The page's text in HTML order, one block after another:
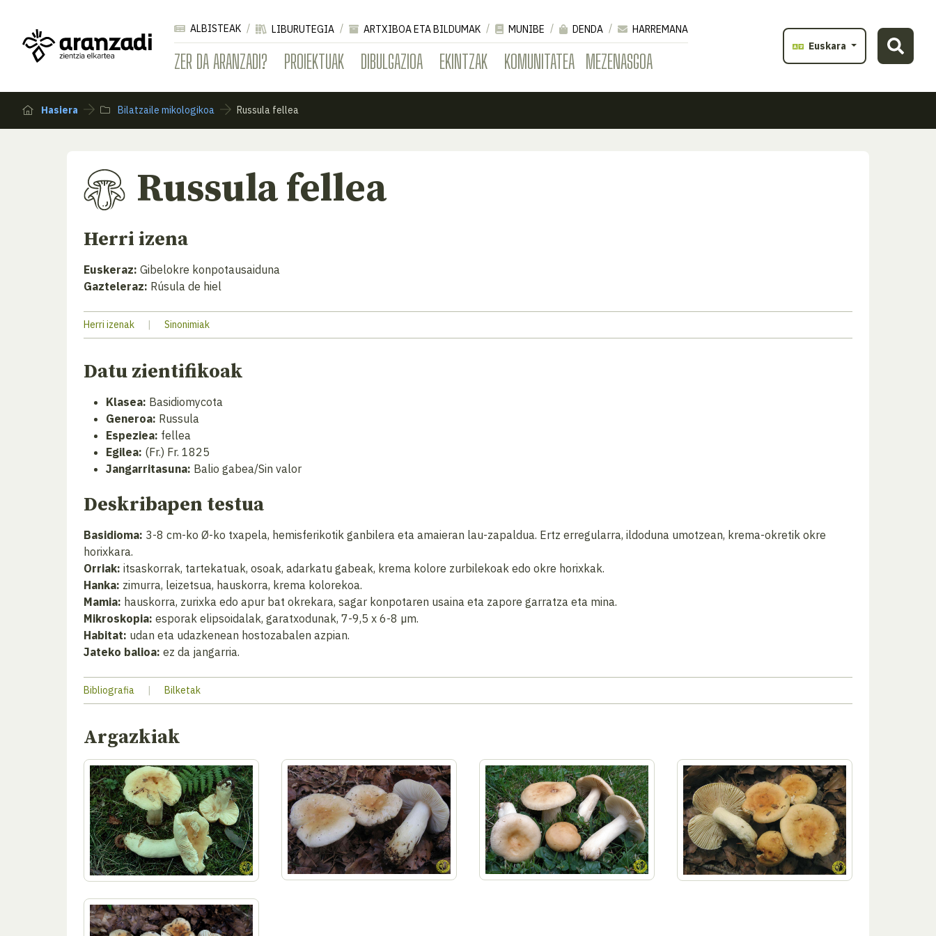
ZER DA ARANZADI? PROIEKTUAK DIBULGAZIOA EKINTZAK KOMUNITATEA MEZENASGOA
ALBISTEAK LIBURUTEGIA ARTXIBOA ETA BILDUMAK MUNIBE DENDA
HARREMANA
Euskara
Hasiera Bilatzaile mikologikoa Russula fellea
Russula fellea
Herri izena
Euskeraz: Gibelokre konpotausaiduna
Gazteleraz: Rúsula de hiel
Herri izenak | Sinonimiak
Datu zientifikoak
Klasea: Basidiomycota
Generoa: Russula
Espeziea: fellea
Egilea: (Fr.) Fr. 1825
Jangarritasuna: Balio gabea/Sin valor
Deskribapen testua
Basidioma: 3-8 cm-ko Ø-ko txapela, hemisferikotik ganbilera eta amaieran lau-zapaldua. Ertz erregularra, ildoduna umotzean, krema-okretik okre
horixkara.
Orriak: itsaskorrak, tartekatuak, osoak, adarkatu gabeak, krema kolore zurbilekoak edo okre horixkak.
Hanka: zimurra, leizetsua, hauskorra, krema kolorekoa.
Mamia: hauskorra, zurixka edo apur bat okrekara, sagar konpotaren usaina eta zapore garratza eta mina.
Mikroskopia: esporak elipsoidalak, garatxodunak, 7-9,5 x 6-8 µm.
Habitat: udan eta udazkenean hostozabalen azpian.
Jateko balioa: ez da jangarria.
Bibliografia | Bilketak
Argazkiak